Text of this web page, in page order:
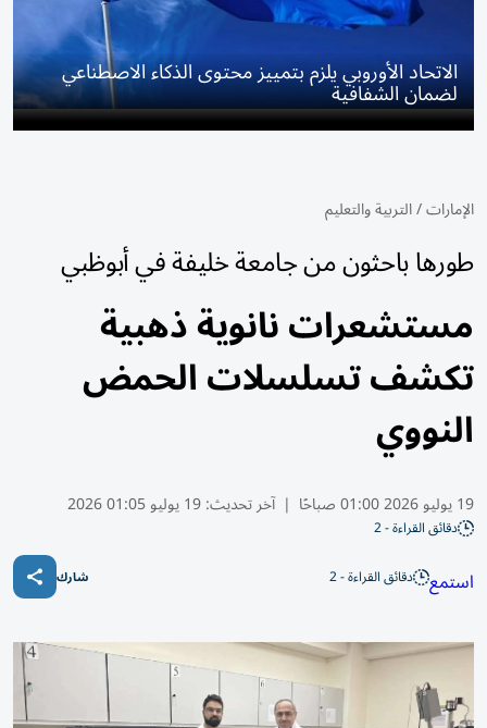
الاتحاد الأوروبي يلزم بتمييز محتوى الذكاء الاصطناعي
لضمان الشفافية
الإمارات/التربية والتعليم
طورها باحثون من جامعة خليفة في أبوظبي
مستشعرات نانوية ذهبية
تكشف تسلسلات الحمض
النووي
19 يوليو 2026 01:00 صباحًا | آخر تحديث:19 يوليو 01:05 2026
دقائق القراءة - 2
استمع دقائق القراءة - 2 شارك